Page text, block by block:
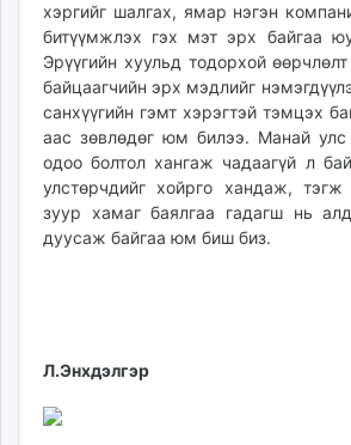
хэргийг шалгах, ямар нэгэн
битүүмжлэх гэх мэт эрх байгаа
Эрүүгийн хуульд тодорхой
байцаагчийн эрх мэдлийг
сан­хүүгийн гэмт хэрэгтэй тэмцэх
аас зөвлөдөг юм билээ. Манай
одоо болтол хангаж чадаагүй л
улстөрчдийг хойрго хандаж,
зуур хамаг баялгаа гадагш нь
дуусаж байгаа юм биш биз.
Л.Энхдэлгэр